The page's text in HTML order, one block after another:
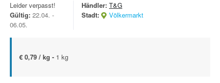
Leider verpasst!
Gültig: 22.04. -
06.05.
Händler: T&G
Stadt:
Völkermarkt
€ 0,79 / kg - 1 kg